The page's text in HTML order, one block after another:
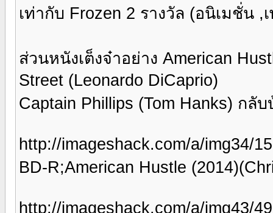
เท่ากับ Frozen 2 รางวัล (อนิเมชั่น ,
ส่วนหนังเต็งจ๋าอย่าง American
Street (Leonardo DiCaprio)
Captain Phillips (Tom Hanks) กลั
http://imageshack.com/a/img34/
BD-R;American Hustle
http://imageshack.com/a/img43/